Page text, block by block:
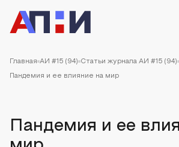
Главная АИ #15 (94) Статьи журнала АИ #15 (94)
Пандемия и ее влияние на мир
Пандемия и ее